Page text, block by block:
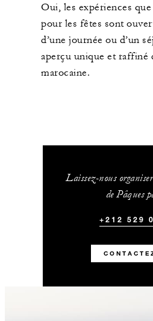
Oui, les expériences
pour les fêtes sont
d’une journée ou d’un
aperçu unique et raffiné
marocaine.
Laissez-nous
de Pâques
+212 529